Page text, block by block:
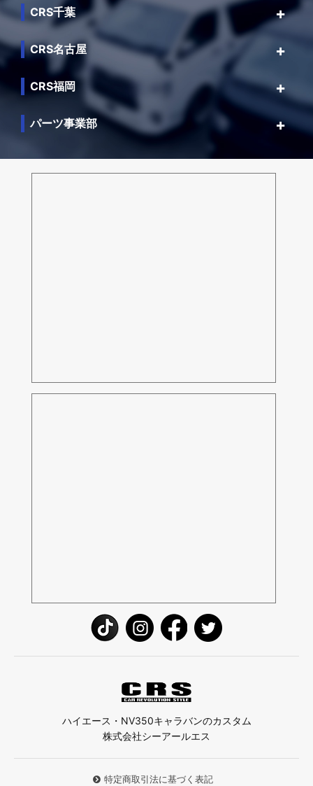
CRS千葉
CRS名古屋
CRS福岡
パーツ事業部
ハイエース・NV350キャラバンのカスタム
株式会社シーアールエス
特定商取引法に基づく表記